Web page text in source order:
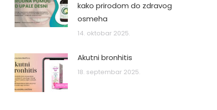
kako prirodom do zdravog
osmeha
14. oktobar 2025.
Akutni bronhitis
18. septembar 2025.